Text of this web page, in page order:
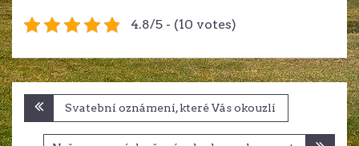
4.8/5 - (10 votes)
Navigace
pro
Svatební oznámení, které Vás okouzlí